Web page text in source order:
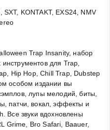
KONTAKT, EXS24, NMV
Trap Insanity, набор
для Trap,
Hip Hop, Chill Trap, Dubstep
особом издании вы
лупы мелодий, биты,
патчи, вокал, эффекты и
Все звуки вдохновлены
Grime, Bro Safari, Baauer,